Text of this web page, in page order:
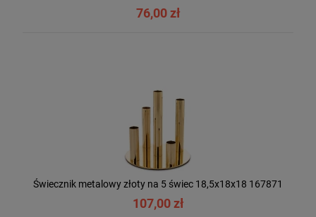
76,00 zł
Świecznik metalowy złoty na 5 świec 18,5x18x18 167871
107,00 zł